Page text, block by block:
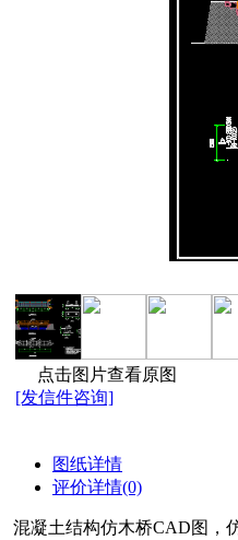
点击图片查看原图
[发信件咨询]
图纸详情
评价详情(0)
混凝土结构仿木桥CAD图，